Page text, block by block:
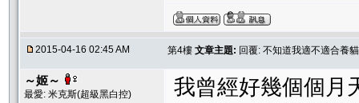
2015-04-16 02:45 AM 第4樓 文章主題: 回覆: 不知道我適不適合養
～姬～
最愛: 米克斯(超級黑白控)
我曾經好幾個個月